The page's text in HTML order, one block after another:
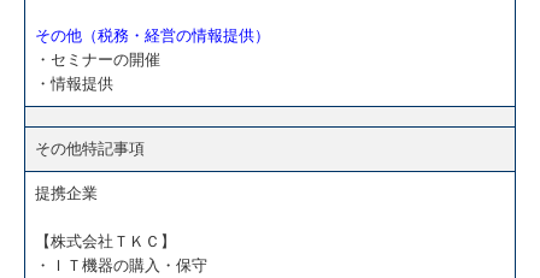
その他（税務・経営の情報提供）
・セミナーの開催
・情報提供
その他特記事項
提携企業
【株式会社ＴＫＣ】
・ＩＴ機器の購入・保守